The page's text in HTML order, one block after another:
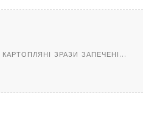
КАРТОПЛЯНІ ЗРАЗИ ЗАПЕЧЕНІ...